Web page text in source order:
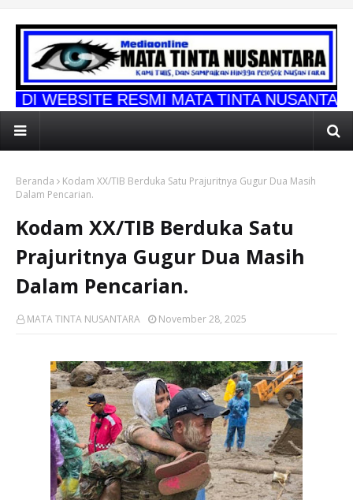
RESMI MATA TINTA NUSANTARA
Beranda
Kodam XX/TIB Berduka Satu Prajuritnya Gugur Dua Masih
Dalam Pencarian.
Kodam XX/TIB Berduka Satu
Prajuritnya Gugur Dua Masih
Dalam Pencarian.
MATA TINTA NUSANTARA November 28, 2025